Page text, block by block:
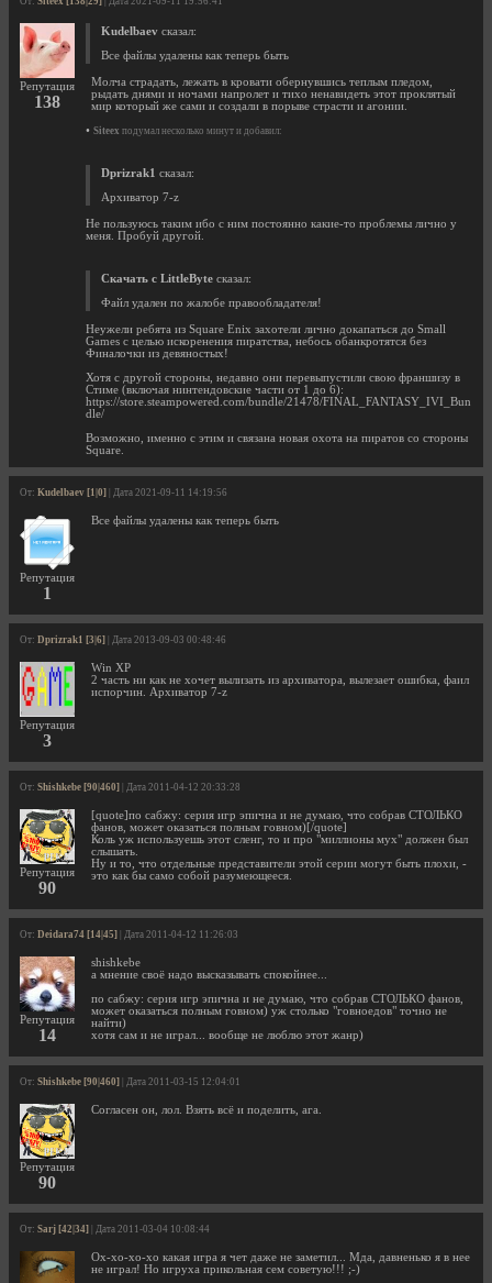
Репутация
138
Kudelbaev сказал:
Все файлы удалены как теперь быть
Молча страдать, лежать в кровати обернувшись теплым пледом,
рыдать днями и ночами напролет и тихо ненавидеть этот проклятый
мир который же сами и создали в порыве страсти и агонии.
• Siteex подумал несколько минут и добавил:
Dprizrak1 сказал:
Архиватор 7-z
Не пользуюсь таким ибо с ним постоянно какие-то проблемы лично у
меня. Пробуй другой.
Скачать с LittleByte сказал:
Файл удален по жалобе правообладателя!
Неужели ребята из Square Enix захотели лично докапаться до Small
Games с целью искоренения пиратства, небось обанкротятся без
Финалочки из девяностых!
Хотя с другой стороны, недавно они перевыпустили свою франшизу в
Стиме (включая нинтендовские части от 1 до 6):
https://store.steampowered.com/bundle/21478/FINAL_FANTASY_IVI_Bun
dle/
Возможно, именно с этим и связана новая охота на пиратов со стороны
Square.
От: Kudelbaev [1|0] | Дата 2021-09-11 14:19:56
Репутация
1
Все файлы удалены как теперь быть
От: Dprizrak1 [3|6] | Дата 2013-09-03 00:48:46
Репутация
3
Win XP
2 часть ни как не хочет вылизать из архиватора, вылезает ошибка, фаил
испорчин. Архиватор 7-z
От: Shishkebe [90|460] | Дата 2011-04-12 20:33:28
Репутация
90
[quote]по сабжу: серия игр эпична и не думаю, что собрав СТОЛЬКО
фанов, может оказаться полным говном)[/quote]
Коль уж используешь этот сленг, то и про "миллионы мух" должен был
слышать.
Ну и то, что отдельные представители этой серии могут быть плохи, -
это как бы само собой разумеющееся.
От: Deidara74 [14|45] | Дата 2011-04-12 11:26:03
Репутация
14
shishkebe
а мнение своё надо высказывать спокойнее...
по сабжу: серия игр эпична и не думаю, что собрав СТОЛЬКО фанов,
может оказаться полным говном) уж столько "говноедов" точно не
найти)
хотя сам и не играл... вообще не люблю этот жанр)
От: Shishkebe [90|460] | Дата 2011-03-15 12:04:01
Репутация
90
Согласен он, лол. Взять всё и поделить, ага.
От: Sarj [42|34] | Дата 2011-03-04 10:08:44
Ох-хо-хо-хо какая игра я чет даже не заметил... Мда, давненько я в нее
не играл! Но игруха прикольная сем советую!!! ;-)